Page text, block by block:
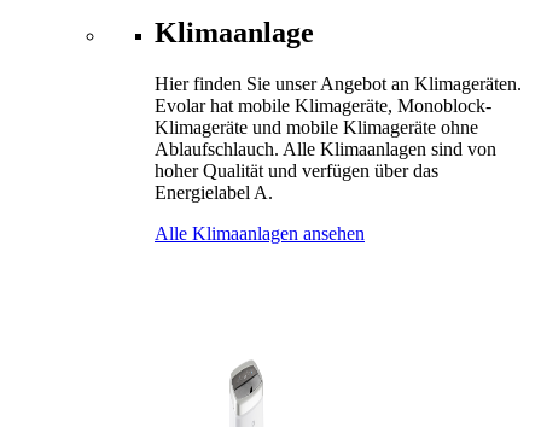
Klimaanlage
Hier finden Sie unser Angebot an Klimageräten.
Evolar hat mobile Klimageräte, Monoblock-
Klimageräte und mobile Klimageräte ohne
Ablaufschlauch. Alle Klimaanlagen sind von
hoher Qualität und verfügen über das
Energielabel A.
Alle Klimaanlagen ansehen